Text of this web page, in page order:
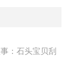
：石头宝贝刮